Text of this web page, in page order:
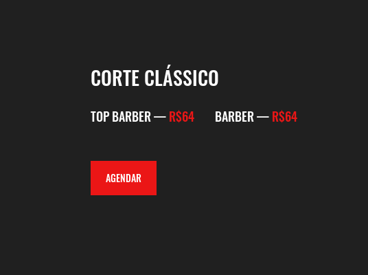
CORTE CLÁSSICO
TOP BARBER —R$64 BARBER —R$64
AGENDAR